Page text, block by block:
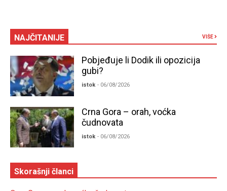
NAJČITANIJE VIŠE
Pobjeđuje li Dodik ili opozicija
gubi?
istok - 06/08/2026
Crna Gora – orah, voćka
čudnovata
istok - 06/08/2026
Skorašnji članci